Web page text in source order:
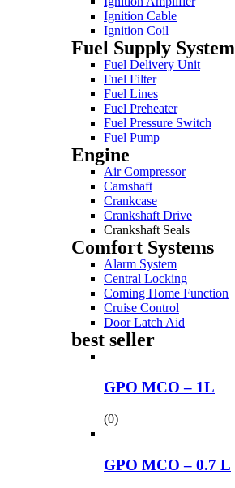
Ignition Cable
Ignition Coil
Fuel Supply System
Fuel Delivery Unit
Fuel Filter
Fuel Lines
Fuel Preheater
Fuel Pressure Switch
Fuel Pump
Engine
Air Compressor
Camshaft
Crankcase
Crankshaft Drive
Crankshaft Seals
Comfort Systems
Alarm System
Central Locking
Coming Home Function
Cruise Control
Door Latch Aid
best seller
GPO MCO – 1L
(0)
GPO MCO – 0.7 L